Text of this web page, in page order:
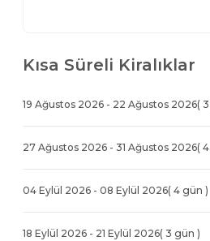
Kısa Süreli Kiralıklar
19 Ağustos 2026 - 22 Ağustos 2026( 3
27 Ağustos 2026 - 31 Ağustos 2026( 4
04 Eylül 2026 - 08 Eylül 2026( 4 gün )
18 Eylül 2026 - 21 Eylül 2026( 3 gün )